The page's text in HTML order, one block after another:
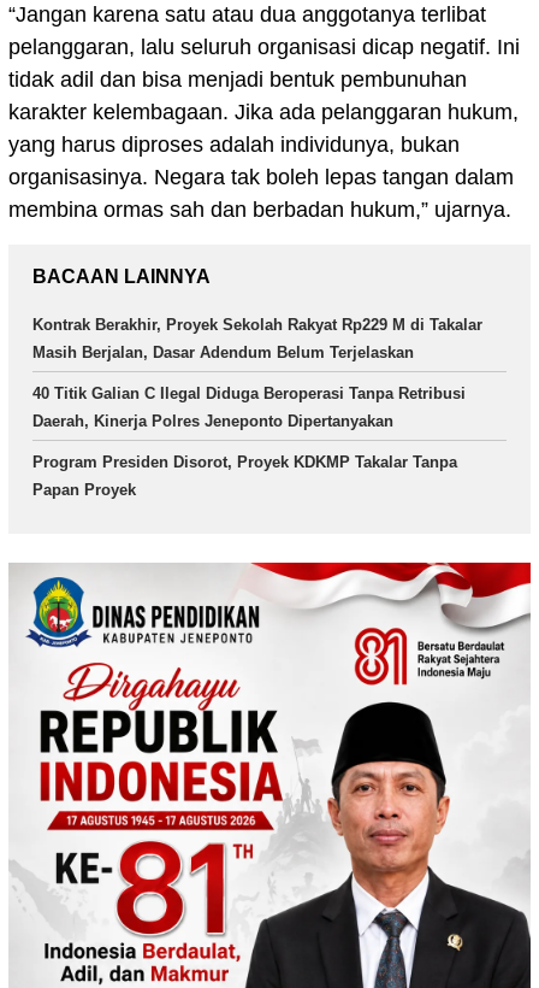
“Jangan karena satu atau dua anggotanya terlibat
pelanggaran, lalu seluruh organisasi dicap negatif. Ini
tidak adil dan bisa menjadi bentuk pembunuhan
karakter kelembagaan. Jika ada pelanggaran hukum,
yang harus diproses adalah individunya, bukan
organisasinya. Negara tak boleh lepas tangan dalam
membina ormas sah dan berbadan hukum,” ujarnya.
BACAAN LAINNYA
Kontrak Berakhir, Proyek Sekolah Rakyat Rp229 M di Takalar
Masih Berjalan, Dasar Adendum Belum Terjelaskan
40 Titik Galian C Ilegal Diduga Beroperasi Tanpa Retribusi
Daerah, Kinerja Polres Jeneponto Dipertanyakan
Program Presiden Disorot, Proyek KDKMP Takalar Tanpa
Papan Proyek